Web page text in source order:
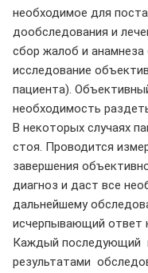
необходимое для
дообследования и
сбор жалоб и
исследование
пациента).
необходимость
В некоторых случаях
стоя. Проводится
завершения
диагноз и даст все
дальнейшему
исчерпывающий ответ
Каждый последующий
результатами